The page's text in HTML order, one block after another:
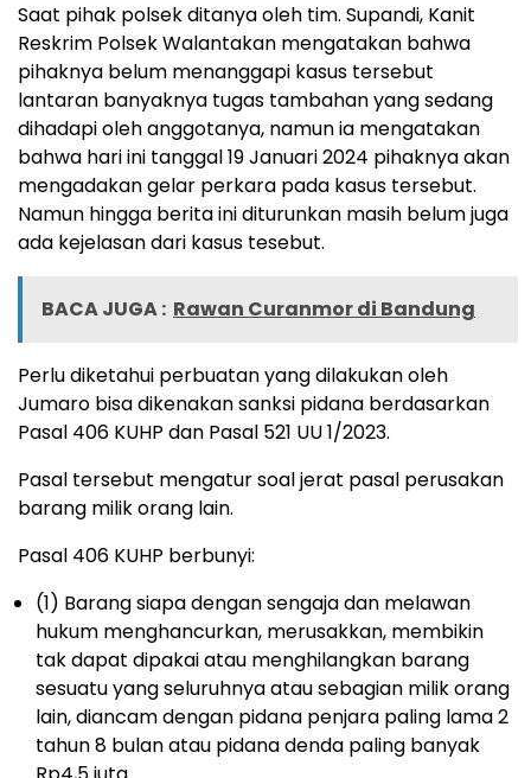
Saat pihak polsek ditanya oleh tim. Supandi, Kanit
Reskrim Polsek Walantakan mengatakan bahwa
pihaknya belum menanggapi kasus tersebut
lantaran banyaknya tugas tambahan yang sedang
dihadapi oleh anggotanya, namun ia mengatakan
bahwa hari ini tanggal 19 Januari 2024 pihaknya akan
mengadakan gelar perkara pada kasus tersebut.
Namun hingga berita ini diturunkan masih belum juga
ada kejelasan dari kasus tesebut.
BACA JUGA : Rawan Curanmor di Bandung
Perlu diketahui perbuatan yang dilakukan oleh
Jumaro bisa dikenakan sanksi pidana berdasarkan
Pasal 406 KUHP dan Pasal 521 UU 1/2023.
Pasal tersebut mengatur soal jerat pasal perusakan
barang milik orang lain.
Pasal 406 KUHP berbunyi:
(1) Barang siapa dengan sengaja dan melawan
hukum menghancurkan, merusakkan, membikin
tak dapat dipakai atau menghilangkan barang
sesuatu yang seluruhnya atau sebagian milik orang
lain, diancam dengan pidana penjara paling lama 2
tahun 8 bulan atau pidana denda paling banyak